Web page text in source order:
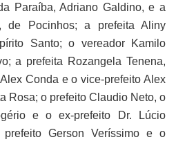
Paraíba, Adriano Galdino, e a
de Pocinhos; a prefeita Aliny
Santo; o vereador Kamilo
a prefeita Rozangela Tenena,
Conda e o vice-prefeito Alex
Rosa; o prefeito Claudio Neto, o
e o ex-prefeito Dr. Lúcio
Gerson Veríssimo e o